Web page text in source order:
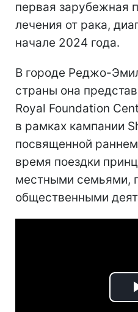
первая зарубежная
лечения от рака,
начале 2024 года.
В городе Реджо-
страны она
Royal Foundation
в рамках кампании
посвященной
время поездки
местными семьями,
общественными